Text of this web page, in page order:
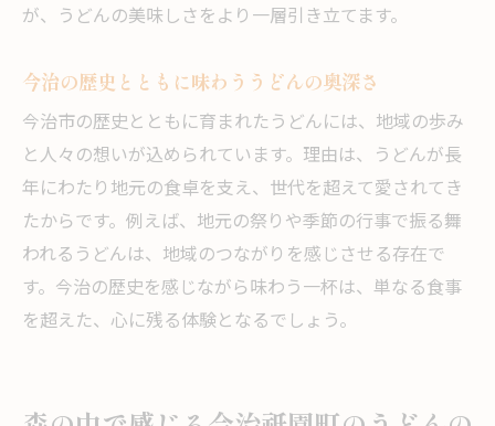
森の風景を眺めながら堪能するうどんの魅
今治祇園町ならではの心癒すうどんの味わ
い
森と食が織りなす贅沢なうどんの時間を満
喫
うどん好きが語る今治祇園町の魅力
うどん好きが選ぶ今治祇園町のおすすめポ
イント
うどん通が語る祇園町の食文化の奥深さ
が、うどんの美味しさをより一層引き立てます。
今治の歴史とともに味わううどんの奥深さ
今治市の歴史とともに育まれたうどんには、地域の歩み
と人々の想いが込められています。理由は、うどんが長
年にわたり地元の食卓を支え、世代を超えて愛されてき
たからです。例えば、地元の祭りや季節の行事で振る舞
われるうどんは、地域のつながりを感じさせる存在で
す。今治の歴史を感じながら味わう一杯は、単なる食事
を超えた、心に残る体験となるでしょう。